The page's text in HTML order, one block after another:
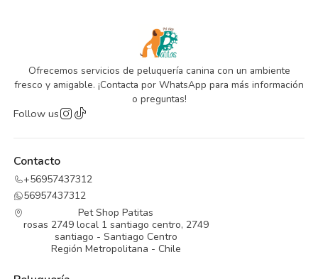
Ofrecemos servicios de peluquería canina con un ambiente
fresco y amigable. ¡Contacta por WhatsApp para más información
o preguntas!
Follow us
Contacto
+56957437312
56957437312
Pet Shop Patitas
rosas 2749 local 1 santiago centro, 2749
santiago - Santiago Centro
Región Metropolitana - Chile